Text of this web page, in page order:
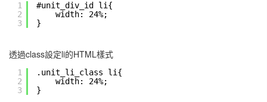
1
2
3
#unit_div_id li{
width: 24%;
}
透過class設定li的HTML樣式
1
2
3
.unit_li_class li{
width: 24%;
}